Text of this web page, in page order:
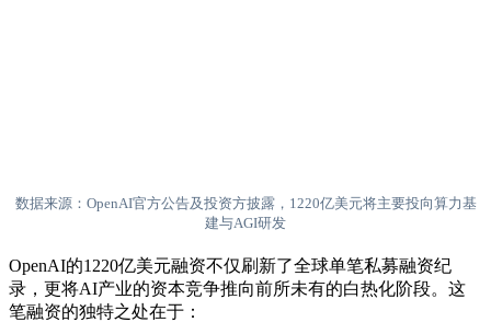
数据来源：OpenAI官方公告及投资方披露，1220亿美元将主要投向算力基
建与AGI研发
OpenAI的1220亿美元融资不仅刷新了全球单笔私募融资纪
录，更将AI产业的资本竞争推向前所未有的白热化阶段。这
笔融资的独特之处在于：